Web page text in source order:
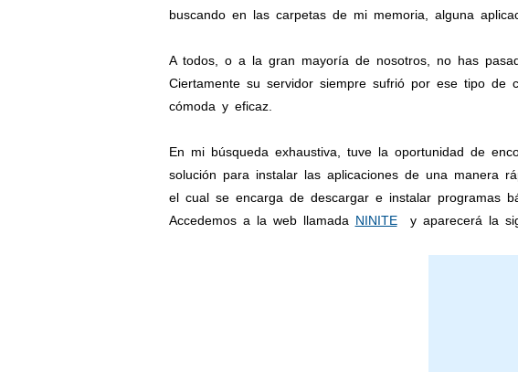
buscando en las carpetas de mi memoria, alguna
A todos, o a la gran mayoría de nosotros, no has
Ciertamente su servidor siempre sufrió por ese tipo de
cómoda y eficaz.
En mi búsqueda exhaustiva, tuve la oportunidad de
solución para instalar las aplicaciones de una manera
el cual se encarga de descargar e instalar programas
Accedemos a la web llamada NINITE y aparecerá la